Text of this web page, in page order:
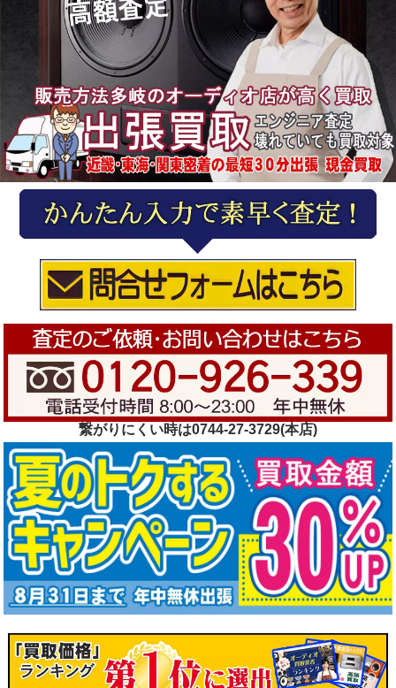
繋がりにくい時は0744-27-3729(本店)